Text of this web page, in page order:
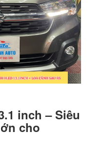
inch – Siêu
cho